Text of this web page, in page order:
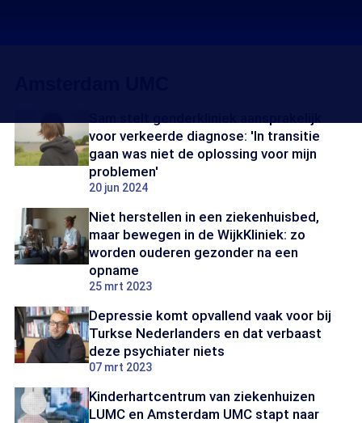
voor verkeerde diagnose: 'In transitie
gaan was niet de oplossing voor mijn
problemen'
20 jun 2024
Niet herstellen in een ziekenhuisbed,
maar bewegen in de WijkKliniek: zo
worden ouderen gezonder na een
opname
25 mrt 2023
Depressie komt opvallend vaak voor bij
Turkse Nederlanders en dat verbaast
deze psychiater niets
07 mrt 2023
Kinderhartcentrum van ziekenhuizen
LUMC en Amsterdam UMC stapt naar